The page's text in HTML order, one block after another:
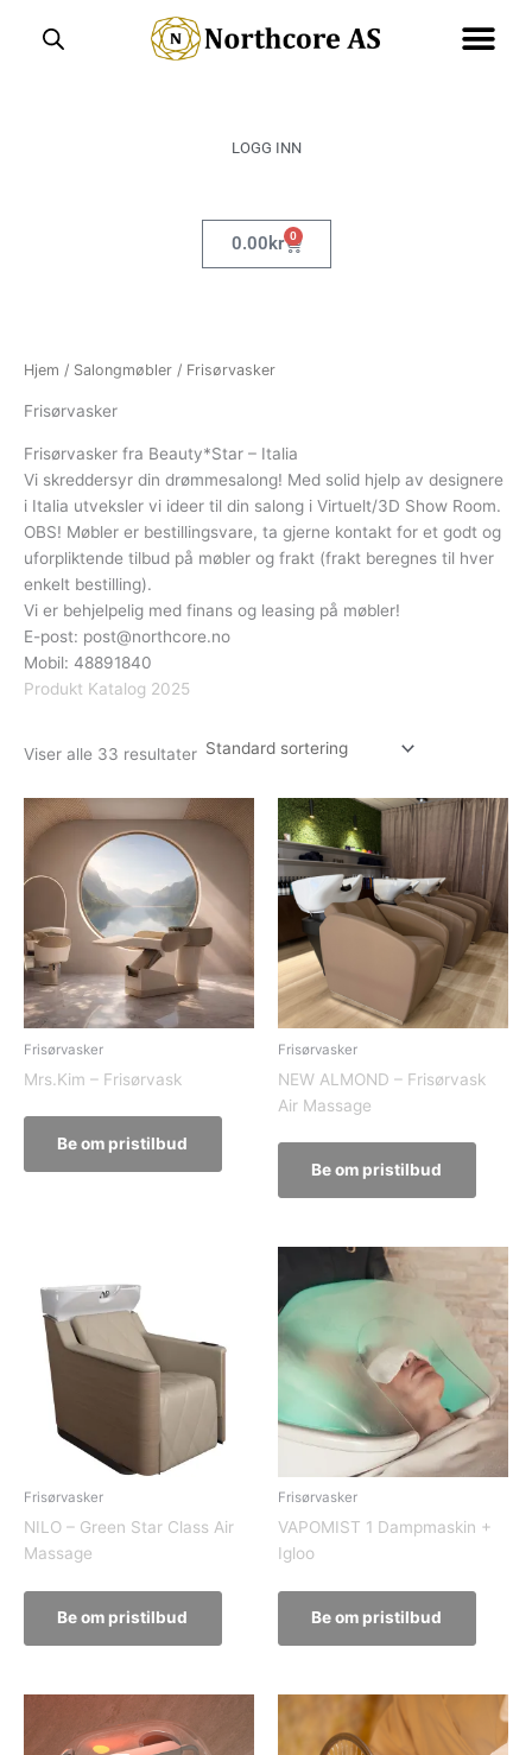
LOGG INN
0.00kr 0
Handlekurv
Hjem / Salongmøbler / Frisørvasker
Frisørvasker
Frisørvasker fra Beauty*Star – Italia
Vi skreddersyr din drømmesalong! Med solid hjelp av designere
i Italia utveksler vi ideer til din salong i Virtuelt/3D Show Room.
OBS! Møbler er bestillingsvare, ta gjerne kontakt for et godt og
uforpliktende tilbud på møbler og frakt (frakt beregnes til hver
enkelt bestilling).
Vi er behjelpelig med finans og leasing på møbler!
E-post: post@northcore.no
Mobil: 48891840
Produkt Katalog 2025
Viser alle 33 resultater
Frisørvasker
Mrs.Kim – Frisørvask
Be om pristilbud
Frisørvasker
NEW ALMOND – Frisørvask
Air Massage
Be om pristilbud
Frisørvasker
NILO – Green Star Class Air
Massage
Be om pristilbud
Frisørvasker
VAPOMIST 1 Dampmaskin +
Igloo
Be om pristilbud